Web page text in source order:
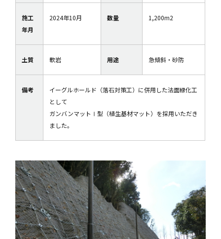
施工
年月
2024年10月 数量 1,200m2
土質 軟岩 用途 急傾斜・砂防
備考
イーグルホールド（落石対策工）に併用した法面緑化工
として
ガンバンマットⅠ型（植生基材マット）を採用いただき
ました。